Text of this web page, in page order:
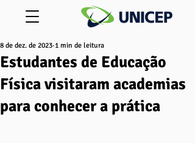
Estudantes de Educação
Física visitaram academias
para conhecer a prática
8 de dez. de 2023 1 min de leitura